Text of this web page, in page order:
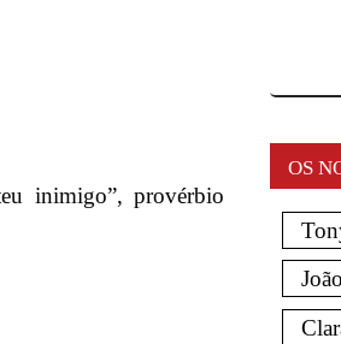
inimigo”, provérbio
OS